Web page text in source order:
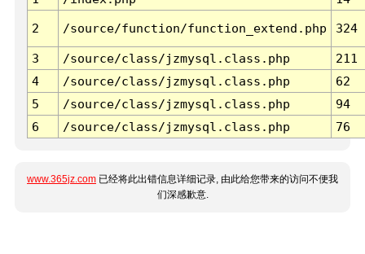
2 /source/function/function_extend.php 324
3 /source/class/jzmysql.class.php
211
4
/source/class/jzmysql.class.php
62
5
/source/class/jzmysql.class.php
94
6
/source/class/jzmysql.class.php 76
www.365jz.com 已经将此出错信息详细记录, 由此给您带来的访问不便我
们深感歉意.